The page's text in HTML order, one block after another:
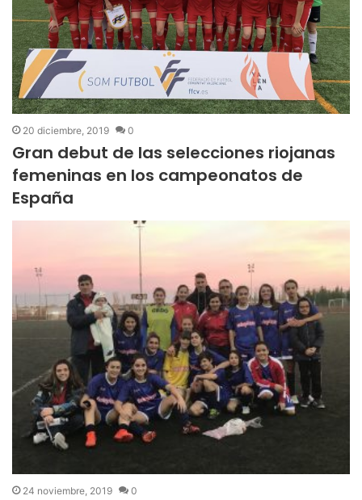
20 diciembre, 2019 0
Gran debut de las selecciones riojanas
femeninas en los campeonatos de
España
24 noviembre, 2019 0